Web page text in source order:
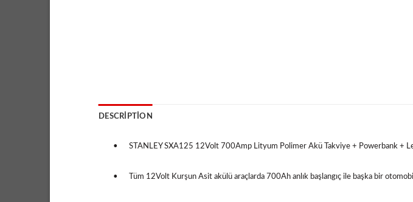
DESCRIPTION
• STANLEY SXA125 12Volt 700Amp Lityum Polimer Akü Takviye + Powerbank +
• Tüm 12Volt Kurşun Asit akülü araçlarda 700Ah anlık başlangıç ile başka bir